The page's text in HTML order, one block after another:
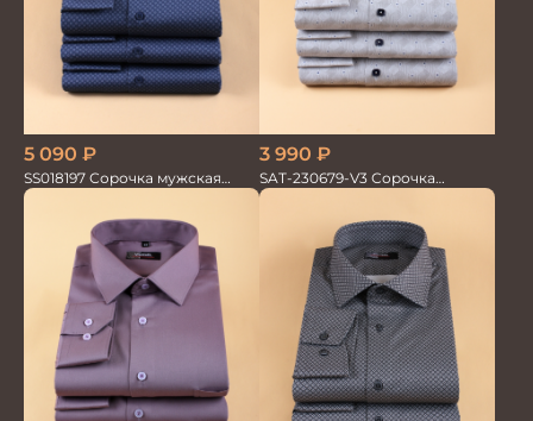
5 090 ₽
SS018197 Сорочка мужская
GROSTYLE PRIME
3 990 ₽
SAT-230679-V3 Сорочка
мужская